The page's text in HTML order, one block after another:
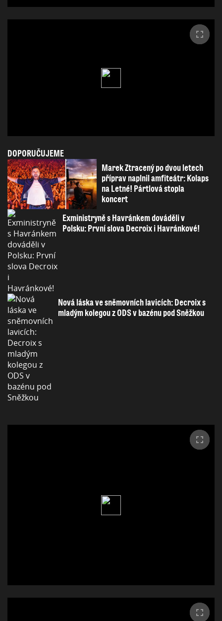
DOPORUČUJEME
Marek Ztracený po dvou letech
příprav naplnil amfiteátr: Kolaps
na Letné! Pártlová stopla
koncert
Exministryně s Havránkem dováděli v
Polsku: První slova Decroix i Havránkové!
Nová láska ve sněmovních lavicích: Decroix s
mladým kolegou z ODS v bazénu pod Sněžkou